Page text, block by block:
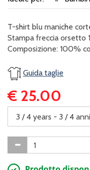
T-shirt blu maniche
Stampa freccia orsetto
Composizione: 100%
Guida taglie
€ 25.00